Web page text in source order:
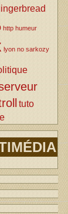
http humeur
lyon no sarkozy
tuto